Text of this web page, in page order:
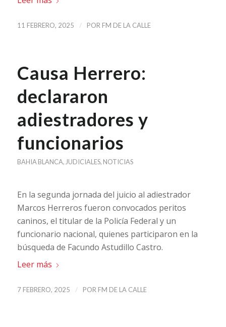
11 FEBRERO, 2025 / POR FM DE LA CALLE
Causa Herrero:
declararon
adiestradores y
funcionarios
BAHIA BLANCA, JUDICIALES, NOTICIAS
En la segunda jornada del juicio al adiestrador
Marcos Herreros fueron convocados peritos
caninos, el titular de la Policía Federal y un
funcionario nacional, quienes participaron en la
búsqueda de Facundo Astudillo Castro.
Leer más
7 FEBRERO, 2025 / POR FM DE LA CALLE